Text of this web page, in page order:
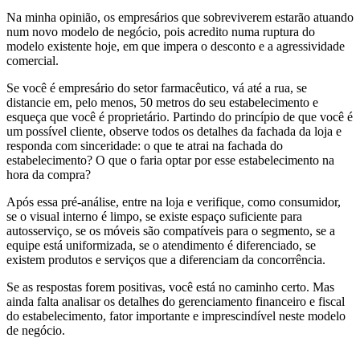
Na minha opinião, os empresários que sobreviverem estarão atuando
num novo modelo de negócio, pois acredito numa ruptura do
modelo existente hoje, em que impera o desconto e a agressividade
comercial.
Se você é empresário do setor farmacêutico, vá até a rua, se
distancie em, pelo menos, 50 metros do seu estabelecimento e
esqueça que você é proprietário. Partindo do princípio de que você é
um possível cliente, observe todos os detalhes da fachada da loja e
responda com sinceridade: o que te atrai na fachada do
estabelecimento? O que o faria optar por esse estabelecimento na
hora da compra?
Após essa pré-análise, entre na loja e verifique, como consumidor,
se o visual interno é limpo, se existe espaço suficiente para
autosserviço, se os móveis são compatíveis para o segmento, se a
equipe está uniformizada, se o atendimento é diferenciado, se
existem produtos e serviços que a diferenciam da concorrência.
Se as respostas forem positivas, você está no caminho certo. Mas
ainda falta analisar os detalhes do gerenciamento financeiro e fiscal
do estabelecimento, fator importante e imprescindível neste modelo
de negócio.